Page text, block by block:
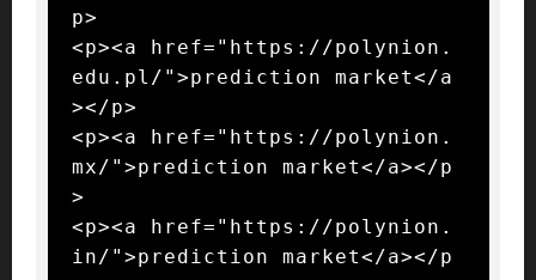
p>
<p><a href="https://polynion.
edu.pl/">prediction market</a
></p>
<p><a href="https://polynion.
mx/">prediction market</a></p
>
<p><a href="https://polynion.
in/">prediction market</a></p